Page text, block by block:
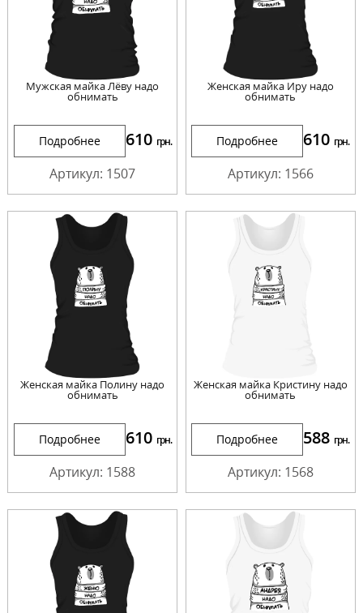
Мужская майка Лёву надо
обнимать
Подробнее 610 грн.
Артикул: 1507
Женская майка Иру надо
обнимать
Подробнее 610 грн.
Артикул: 1566
Женская майка Полину надо
обнимать
Подробнее 610 грн.
Артикул: 1588
Женская майка Кристину надо
обнимать
Подробнее 588 грн.
Артикул: 1568